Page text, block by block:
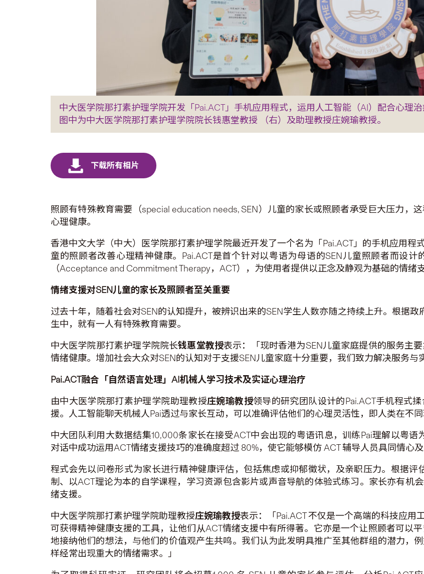
中大医学院那打素护理学院开发「Pai.ACT」手机应用程式，运用人工智能（AI）配合心理
图中为中大医学院那打素护理学院院长钱惠堂教授 （右）及助理教授庄婉瑜教授。
照顾有特殊教育需要（special education needs, SEN）儿童的家长或照顾者承受巨大压力，
心理健康。
香港中文大学（中大）医学院那打素护理学院最近开发了一个名为「Pai.ACT」的手机应用程
童的照顾者改善心理精神健康。Pai.ACT是首个针对以粤语为母语的SEN儿童照顾者而设计
（Acceptance and Commitment Therapy，ACT），为使用者提供以正念及静观为基础的情绪支
情绪支援对SEN儿童的家长及照顾者至关重要
过去十年，随着社会对SEN的认知提升，被辨识出来的SEN学生人数亦随之持续上升。根据
生中，就有一人有特殊教育需要。
中大医学院那打素护理学院院长钱惠堂教授表示：「现时香港为SEN儿童家庭提供的服务主
情绪健康。增加社会大众对SEN的认知对于支援SEN儿童家庭十分重要，我们致力解决服务与
Pai.ACT融合「自然语言处理」 AI机械人学习技术及实证心理治疗
由中大医学院那打素护理学院助理教授庄婉瑜教授领导的研究团队设计的Pai.ACT手机程式
援。人工智能聊天机械人Pai透过与家长互动，可以准确评估他们的心理灵活性，即人类在不同
中大团队利用大数据结集10,000条家长在接受ACT中会出现的粤语讯息，训练Pai理解以粤
对话中成功运用ACT情绪支援技巧的准确度超过 80%，使它能够模仿 ACT 辅导人员具同情心
程式会先以问卷形式为家长进行精神健康评估，包括焦虑或抑郁徵状，及亲职压力。根据
制、以ACT理论为本的自学课程，学习资源包含影片或声音导航的体验式练习。家长亦有机
绪支援。
中大医学院那打素护理学院助理教授庄婉瑜教授表示：「Pai.ACT 不仅是一个高端的科技应用
可获得精神健康支援的工具，让他们从ACT情绪支援中有所得著。它亦是一个让照顾者可以
地接纳他们的想法，与他们的价值观产生共鸣。我们认为此发明具推广至其他群组的潜力，
样经常出现重大的情绪需求。」